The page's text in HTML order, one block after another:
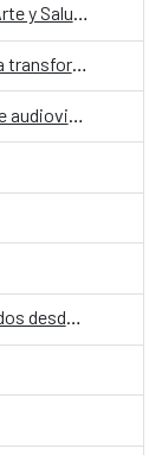
Convocatoria: Jornadas “Accesibilidad, Arte y Salud como punto de encuentro y cultura inclusiva en museos, instituciones y centros culturales”
TALLER Objetos e inmersión: teatro para transformar
Diálogos en torno al territorio y los cuidados desde una mirada de género